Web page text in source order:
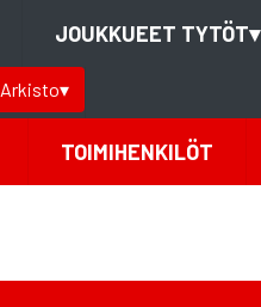
JOUKKUEET TYTÖT▾
Arkisto▾
TOIMIHENKILÖT